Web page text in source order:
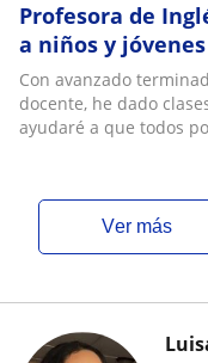
Profesora de
a niños y jóvenes
Con avanzado
docente, he dado
ayudaré a que todos
ver más